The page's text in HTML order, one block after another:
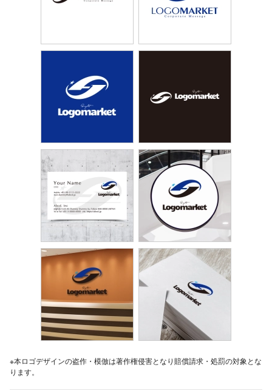
※本ロゴデザインの盗作・模倣は著作権侵害となり賠償請求・処罰の対象とな
ります。